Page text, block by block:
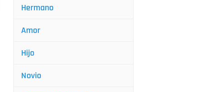
Hermano
Amor
Hijo
Novio